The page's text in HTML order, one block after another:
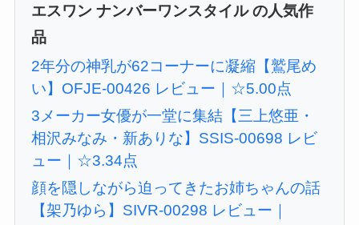
エスワン ナンバーワンスタイル の人気作
品
2年分の神乳が62コーナーに凝縮【鷲尾め
い】OFJE-00426 レビュー｜☆5.00点
3メーカー女優が一堂に集結【三上悠亜・
相沢みなみ・新ありな】SSIS-00698 レビ
ュー｜☆3.34点
顔を隠しながら迫ってきたお姉ちゃんの話
【架乃ゆら】SIVR-00298 レビュー｜